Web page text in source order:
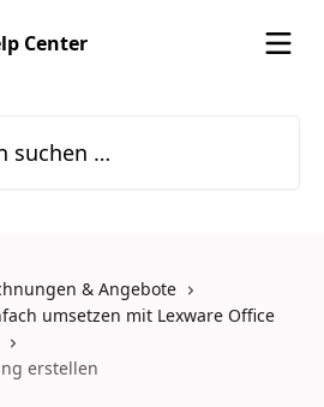
& Angebote
umsetzen mit Lexware Office
erstellen